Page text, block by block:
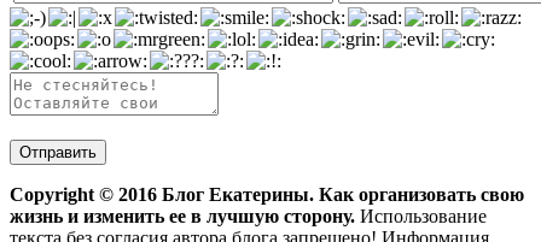
Copyright © 2016 Блог Екатерины. Как организовать свою
жизнь и изменить ее в лучшую сторону. Использование
текста без согласия автора блога запрещено! Информация,